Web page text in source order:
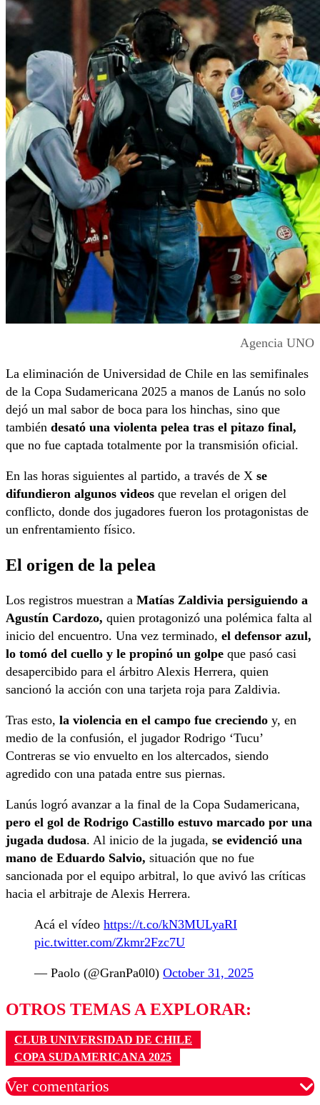
Agencia UNO
La eliminación de Universidad de Chile en las semifinales
de la Copa Sudamericana 2025 a manos de Lanús no solo
dejó un mal sabor de boca para los hinchas, sino que
también desató una violenta pelea tras el pitazo final,
que no fue captada totalmente por la transmisión oficial.
En las horas siguientes al partido, a través de X se
difundieron algunos videos que revelan el origen del
conflicto, donde dos jugadores fueron los protagonistas de
un enfrentamiento físico.
El origen de la pelea
Los registros muestran a Matías Zaldivia persiguiendo a
Agustín Cardozo, quien protagonizó una polémica falta al
inicio del encuentro. Una vez terminado, el defensor azul,
lo tomó del cuello y le propinó un golpe que pasó casi
desapercibido para el árbitro Alexis Herrera, quien
sancionó la acción con una tarjeta roja para Zaldivia.
Tras esto, la violencia en el campo fue creciendo y, en
medio de la confusión, el jugador Rodrigo ‘Tucu’
Contreras se vio envuelto en los altercados, siendo
agredido con una patada entre sus piernas.
Lanús logró avanzar a la final de la Copa Sudamericana,
pero el gol de Rodrigo Castillo estuvo marcado por una
jugada dudosa. Al inicio de la jugada, se evidenció una
mano de Eduardo Salvio, situación que no fue
sancionada por el equipo arbitral, lo que avivó las críticas
hacia el arbitraje de Alexis Herrera.
Acá el vídeo https://t.co/kN3MULyaRI
pic.twitter.com/Zkmr2Fzc7U
— Paolo (@GranPa0l0) October 31, 2025
OTROS TEMAS A EXPLORAR:
CLUB UNIVERSIDAD DE CHILE
COPA SUDAMERICANA 2025
Ver comentarios